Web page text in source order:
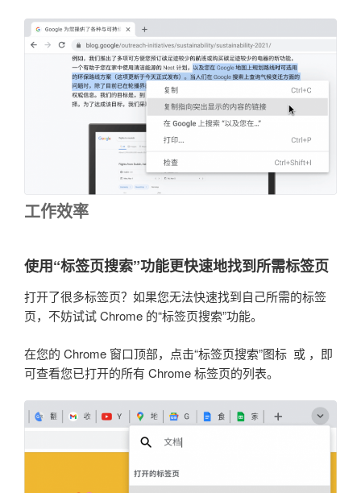
工作效率
使用“标签页搜索”功能更快速地找到所需标签页
打开了很多标签页？如果您无法快速找到自己所需的标签
页，不妨试试 Chrome 的“标签页搜索”功能。
在您的 Chrome 窗口顶部，点击“标签页搜索”图标 或 ，即
可查看您已打开的所有 Chrome 标签页的列表。